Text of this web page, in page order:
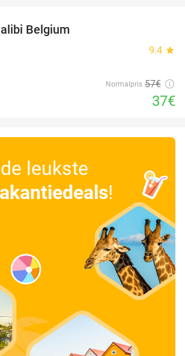
Belgium
9.4 star
Normalpris 57€
37€
leukste
!